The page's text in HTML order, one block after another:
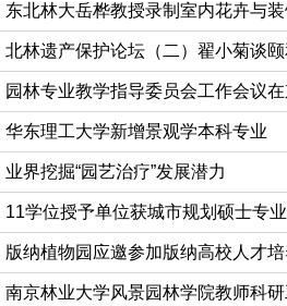
东北林大岳桦教授录制室内花卉与
北林遗产保护论坛（二）翟小菊谈
园林专业教学指导委员会工作会议
华东理工大学新增景观学本科专业
业界挖掘“园艺治疗”发展潜力
11学位授予单位获城市规划硕士专
版纳植物园应邀参加版纳高校人才
南京林业大学风景园林学院教师科